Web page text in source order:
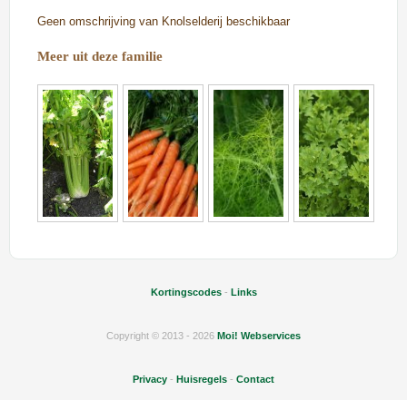
Geen omschrijving van Knolselderij beschikbaar
Meer uit deze familie
Kortingscodes- Links
Copyright © 2013 - 2026 Moi! Webservices
Privacy - Huisregels - Contact